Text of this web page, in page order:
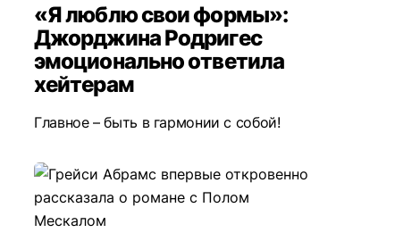
«Я люблю свои формы»:
Джорджина Родригес
эмоционально ответила
хейтерам
Главное – быть в гармонии с собой!